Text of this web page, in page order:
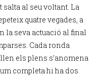
al seu voltant. La
quatre vegades, a
la seva actuació al final
Cada ronda
els plens s’anomena
completa hi ha dos